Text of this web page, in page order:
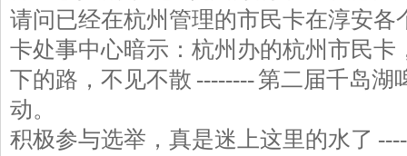
请问已经在杭州管理的市民卡在淳安各
卡处事中心暗示：杭州办的杭州市民卡
下的路，不见不散 -------- 第二届千岛
动。
积极参与选举，真是迷上这里的水了